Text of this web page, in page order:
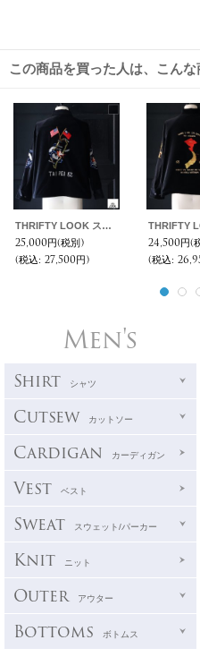
この商品を買った人は、こん
THRIFTY LOOK スリフティールック (tl25f003) / SOUVER TAIPEI62 JACKET
25,000円(税別)
(税込: 27,500円)
24,500円(
(税込:
Men's
Shirt シャツ
Cutsew カットソー
Cardigan カーディガン
Vest ベスト
Sweat スウェット/パーカー
Knit ニット
Outer アウター
Bottoms ボトムス